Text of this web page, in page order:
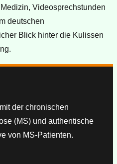
Videosprechstunden
deutschen
Blick hinter die Kulissen
der chronischen
(MS) und authentische
von MS-Patienten.